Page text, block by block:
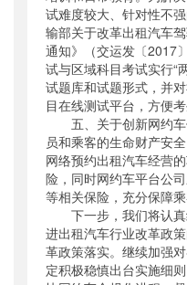
试难度较大、针对性不
输部关于改革出租汽车
通知》（交运发〔2017
试与区域科目考试实行“
试题库和试题形式，并
目在线测试平台，方便考
五、关于创新网约车
员和乘客的生命财产安
网络预约出租汽车经营
险，同时网约车平台公
等相关保险，充分保障乘
下一步，我们将认真
进出租汽车行业改革政
革政策落实。继续加强
定积极稳慎出台实施细